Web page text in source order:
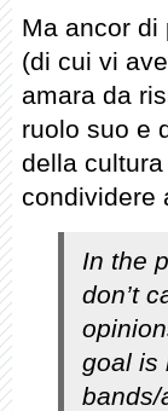
Ma ancor di
(di cui vi
amara da
ruolo suo e
della
condividere
In the
don’t
goal is
bands/